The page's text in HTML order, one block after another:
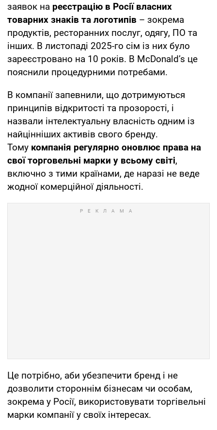
заявок на реєстрацію в Росії власних
товарних знаків та логотипів – зокрема
продуктів, ресторанних послуг, одягу, ПО та
інших. В листопаді 2025-го сім із них було
зареєстровано на 10 років. В McDonaldʼs це
пояснили процедурними потребами.
В компанії запевнили, що дотримуються
принципів відкритості та прозорості, і
назвали інтелектуальну власність одним із
найцінніших активів свого бренду.
Тому компанія регулярно оновлює права на
свої торговельні марки у всьому світі,
включно з тими країнами, де наразі не веде
жодної комерційної діяльності.
Це потрібно, аби убезпечити бренд і не
дозволити стороннім бізнесам чи особам,
зокрема у Росії, використовувати торгівельні
марки компанії у своїх інтересах.